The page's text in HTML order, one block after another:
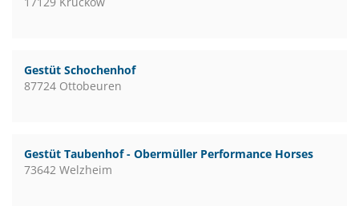
Gestüt Schochenhof
87724 Ottobeuren
Gestüt Taubenhof - Obermüller Performance Horses
73642 Welzheim